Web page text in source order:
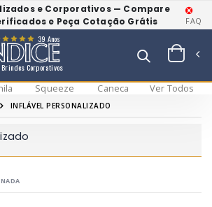
e Corporativos — Compare
e Peça Cotação Grátis
FAQ
Corporativos
39 Anos
Squeeze Caneca Ver Todos
INFLÁVEL PERSONALIZADO